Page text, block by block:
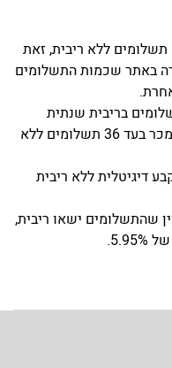
ניתן לשלם בכרטיס אשראי עד 12 תשלומים ללא ריבית, זאת
באתר שכמות התשלומים
ניתן לשלם ב- 24 וב- 36 תשלומים בריבית שנתית
בשיעור של 5.95% (אלא אם המוצר נמכר בעד 36 תשלומים ללא
קבע דיגיטלית ללא ריבית
שהתשלומים ישאו ריבית,